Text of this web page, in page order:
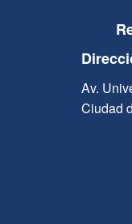
Av.
Ciudad